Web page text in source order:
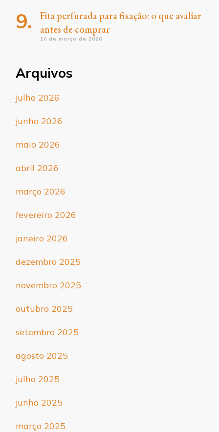
Fita perfurada para fixação: o que avaliar
antes de comprar
20 de março de 2026
Arquivos
julho 2026
junho 2026
maio 2026
abril 2026
março 2026
fevereiro 2026
janeiro 2026
dezembro 2025
novembro 2025
outubro 2025
setembro 2025
agosto 2025
julho 2025
junho 2025
março 2025